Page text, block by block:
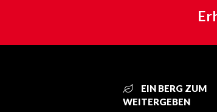
EIN BERG ZUM
WEITERGEBEN